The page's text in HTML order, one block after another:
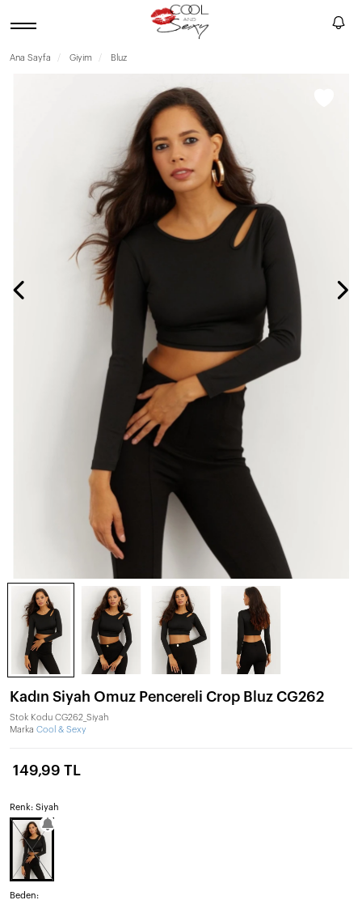
Ana Sayfa Giyim Bluz
Kadın Siyah Omuz Pencereli Crop Bluz CG262
Stok Kodu CG262_Siyah
Marka Cool & Sexy
149,99 TL
Renk: Siyah
Beden: